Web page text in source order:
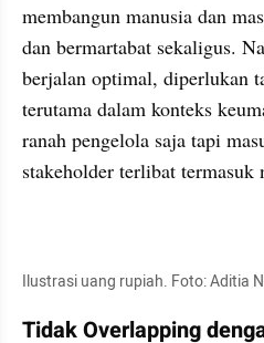
membangun manusia dan
dan bermartabat sekaligus.
berjalan optimal, diperlukan
terutama dalam konteks
ranah pengelola saja tapi
stakeholder terlibat termasuk
Ilustrasi uang rupiah. Foto: Aditia
Tidak Overlapping